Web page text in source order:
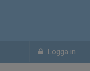
Logga in